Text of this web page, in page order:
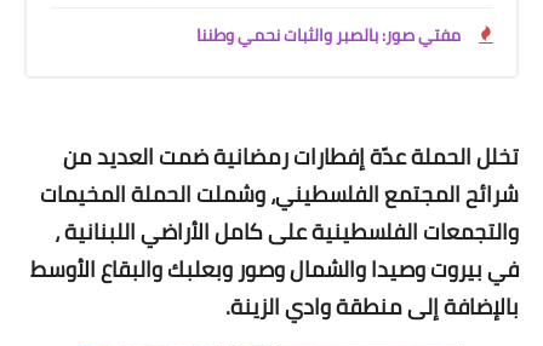
مفتي صور: بالصبر والثبات نحمي وطننا
تخلل الحملة عدّة إفطارات رمضانية ضمت العديد من
شرائح المجتمع الفلسطيني، وشملت الحملة المخيمات
والتجمعات الفلسطينية على كامل الأراضي اللبنانية ،
في بيروت وصيدا والشمال وصور وبعلبك والبقاع الأوسط
بالإضافة إلى منطقة وادي الزينة.